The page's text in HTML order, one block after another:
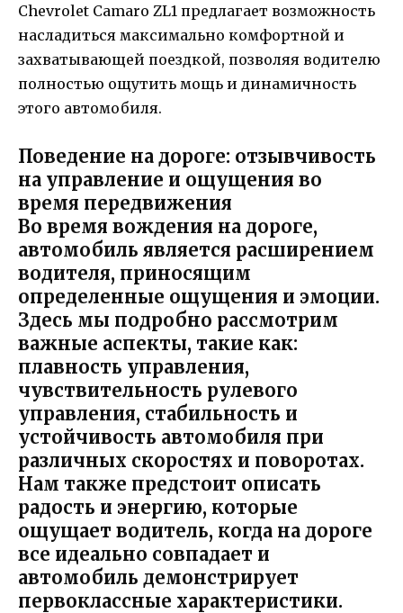
Chevrolet Camaro ZL1 предлагает возможность
насладиться максимально комфортной и
захватывающей поездкой, позволяя водителю
полностью ощутить мощь и динамичность
этого автомобиля.
Поведение на дороге: отзывчивость
на управление и ощущения во
время передвижения
Во время вождения на дороге,
автомобиль является расширением
водителя, приносящим
определенные ощущения и эмоции.
Здесь мы подробно рассмотрим
важные аспекты, такие как:
плавность управления,
чувствительность рулевого
управления, стабильность и
устойчивость автомобиля при
различных скоростях и поворотах.
Нам также предстоит описать
радость и энергию, которые
ощущает водитель, когда на дороге
все идеально совпадает и
автомобиль демонстрирует
первоклассные характеристики.